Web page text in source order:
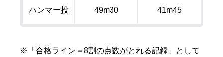
ハンマー投 49m30 41m45
※「合格ライン＝ 8割の点数がとれる記録」として